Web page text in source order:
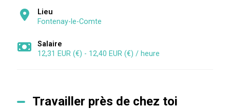
Lieu
Fontenay-le-Comte
Salaire
12,31 EUR (€) - 12,40 EUR (€) / heure
Travailler près de chez toi